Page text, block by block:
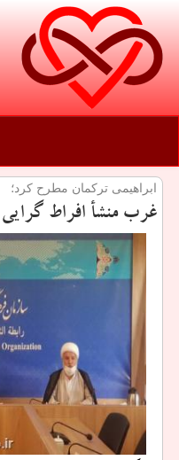
ابراهیمی تركمان مطرح كرد؛
غرب منشأ افراط